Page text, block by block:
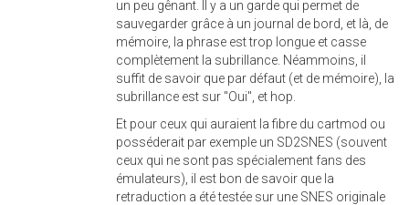
un peu gênant. Il y a un garde qui permet de
sauvegarder grâce à un journal de bord, et là, de
mémoire, la phrase est trop longue et casse
complètement la subrillance. Néammoins, il
suffit de savoir que par défaut (et de mémoire), la
subrillance est sur "Oui", et hop.
Et pour ceux qui auraient la fibre du cartmod ou
posséderait par exemple un SD2SNES (souvent
ceux qui ne sont pas spécialement fans des
émulateurs), il est bon de savoir que la
retraduction a été testée sur une SNES originale